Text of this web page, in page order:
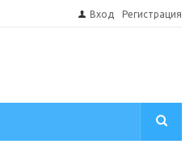
Вход Регистрация